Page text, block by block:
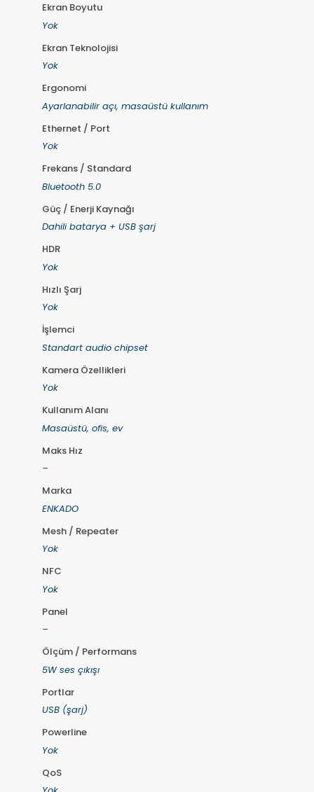
Ekran Boyutu
Yok
Ekran Teknolojisi
Yok
Ergonomi
Ayarlanabilir açı, masaüstü kullanım
Ethernet / Port
Yok
Frekans / Standard
Bluetooth 5.0
Güç / Enerji Kaynağı
Dahili batarya + USB şarj
HDR
Yok
Hızlı Şarj
Yok
İşlemci
Standart audio chipset
Kamera Özellikleri
Yok
Kullanım Alanı
Masaüstü, ofis, ev
Maks Hız
–
Marka
ENKADO
Mesh / Repeater
Yok
NFC
Yok
Panel
–
Ölçüm / Performans
5W ses çıkışı
Portlar
USB (şarj)
Powerline
Yok
QoS